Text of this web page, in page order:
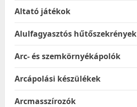
Altató játékok
Alulfagyasztós hűtőszekrények
Arc- és szemkörnyékápolók
Arcápolási készülékek
Arcmasszírozók